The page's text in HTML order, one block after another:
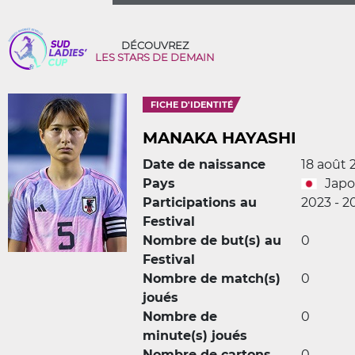
DÉCOUVREZ
LES STARS DE DEMAIN
FICHE D'IDENTITÉ
MANAKA HAYASHI
Date de naissance
18 août
Pays
Participations au
Festival
2023 -
Nombre de but(s) au
Festival
0
Nombre de match(s)
joués
0
Nombre de
minute(s) joués
0